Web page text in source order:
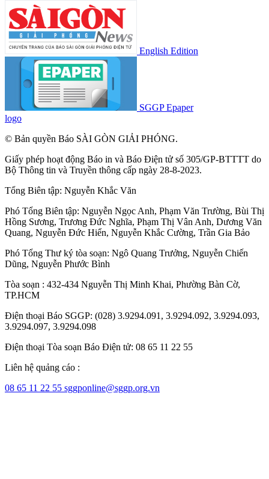
English Edition
SGGP Epaper
logo
© Bản quyền Báo SÀI GÒN GIẢI PHÓNG.
Giấy phép hoạt động Báo in và Báo Điện tử số 305/GP-BTTTT do
Bộ Thông tin và Truyền thông cấp ngày 28-8-2023.
Tổng Biên tập: Nguyễn Khắc Văn
Phó Tổng Biên tập: Nguyễn Ngọc Anh, Phạm Văn Trường, Bùi Thị
Hồng Sương, Trương Đức Nghĩa, Phạm Thị Vân Anh, Dương Văn
Quang, Nguyễn Đức Hiển, Nguyễn Khắc Cường, Trần Gia Bảo
Phó Tổng Thư ký tòa soạn: Ngô Quang Trưởng, Nguyễn Chiến
Dũng, Nguyễn Phước Bình
Tòa soạn : 432-434 Nguyễn Thị Minh Khai, Phường Bàn Cờ,
TP.HCM
Điện thoại Báo SGGP: (028) 3.9294.091, 3.9294.092, 3.9294.093,
3.9294.097, 3.9294.098
Điện thoại Tòa soạn Báo Điện tử: 08 65 11 22 55
Liên hệ quảng cáo :
08 65 11 22 55 sggponline@sggp.org.vn